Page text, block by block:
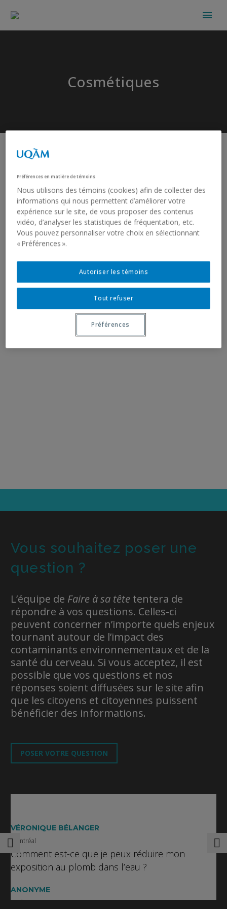
Cosmétiques
Vous souhaitez poser une
question ?
L’équipe de Faire à sa tête tentera de
répondre à vos questions. Celles-ci
peuvent concerner n’importe quels enjeux
tournant autour de l’impact des
contaminants environnementaux et de la
santé du cerveau. Si vous acceptez, il est
possible que vos questions et nos
réponses soient diffusées sur le site afin
que les citoyens et citoyennes puissent
bénéficier des informations.
POSER VOTRE QUESTION
VÉRONIQUE BÉLANGER
Montréal
Comment est-ce que je peux réduire mon
exposition au plomb dans l’eau ?
ANONYME
Québec
Préférences en matière de témoins
Nous utilisons des témoins (cookies) afin de collecter des
informations qui nous permettent d’améliorer votre
expérience sur le site, de vous proposer des contenus
vidéo, d’analyser les statistiques de fréquentation, etc.
Vous pouvez personnaliser votre choix en sélectionnant
« Préférences ».
Tout refuser
Autoriser les témoins
Préférences